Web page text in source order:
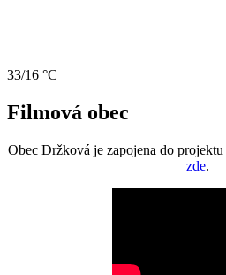
33/16 °C
Filmová obec
Obec Držková je zapojena do projektu
zde.